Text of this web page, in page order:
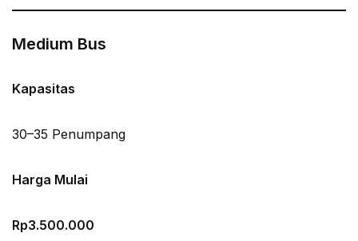
Medium Bus
Kapasitas
30–35 Penumpang
Harga Mulai
Rp3.500.000